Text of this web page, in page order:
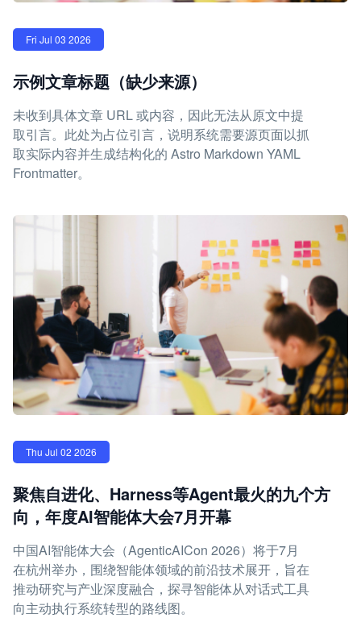
Fri Jul 03 2026
示例文章标题（缺少来源）
未收到具体文章 URL 或内容，因此无法从原文中提
取引言。此处为占位引言，说明系统需要源页面以抓
取实际内容并生成结构化的 Astro Markdown YAML
Frontmatter。
Thu Jul 02 2026
聚焦自进化、Harness等Agent最火的九个方
向，年度AI智能体大会7月开幕
中国AI智能体大会（AgenticAICon 2026）将于7月
在杭州举办，围绕智能体领域的前沿技术展开，旨在
推动研究与产业深度融合，探寻智能体从对话式工具
向主动执行系统转型的路线图。